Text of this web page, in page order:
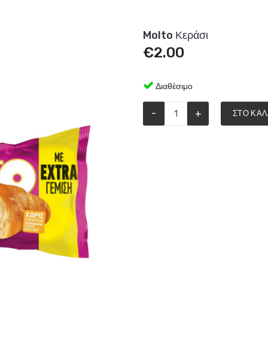
Molto Κεράσι
€2.00
Διαθέσιμο
- + ΣΤΟ